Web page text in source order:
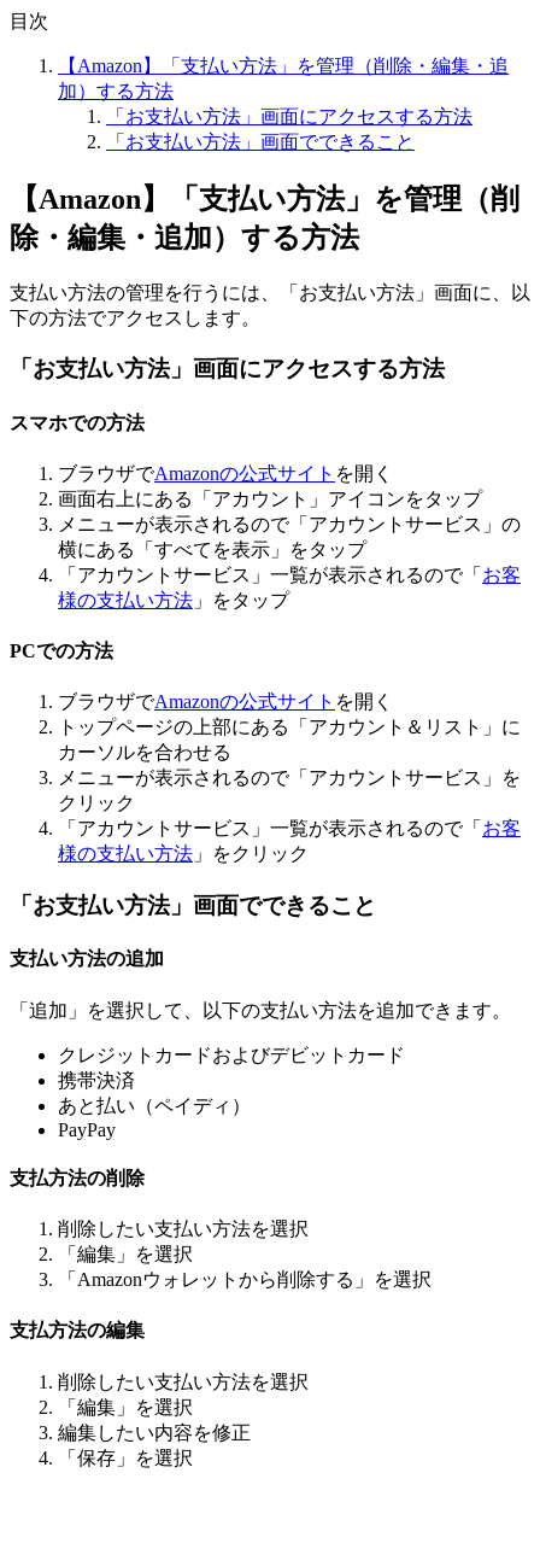
目次
【Amazon】「支払い方法」を管理（削除・編集・追
加）する方法
「お支払い方法」画面にアクセスする方法
「お支払い方法」画面でできること
【Amazon】「支払い方法」を管理（削
除・編集・追加）する方法
支払い方法の管理を行うには、「お支払い方法」画面に、以
下の方法でアクセスします。
「お支払い方法」画面にアクセスする方法
スマホでの方法
ブラウザでAmazonの公式サイト を開く
画面右上にある「アカウント」アイコンをタップ
メニューが表示されるので「アカウントサービス」の
横にある「すべてを表示」をタップ
「アカウントサービス」一覧が表示されるので「 お客
様の支払い方法 」をタップ
PCでの方法
ブラウザでAmazonの公式サイト を開く
トップページの上部にある「アカウント＆リスト」に
カーソルを合わせる
メニューが表示されるので「アカウントサービス」を
クリック
「アカウントサービス」一覧が表示されるので「 お客
様の支払い方法 」をクリック
「お支払い方法」画面でできること
支払い方法の追加
「追加」を選択して、以下の支払い方法を追加できます。
クレジットカードおよびデビットカード
携帯決済
あと払い（ペイディ） ​
PayPay
支払方法の削除
削除したい支払い方法を選択
「編集」を選択
「Amazonウォレットから削除する」を選択
支払方法の編集
削除したい支払い方法を選択
「編集」を選択
編集したい内容を修正
「保存」を選択